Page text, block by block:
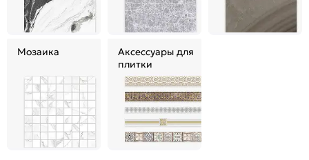
Мозаика
Аксессуары для
плитки